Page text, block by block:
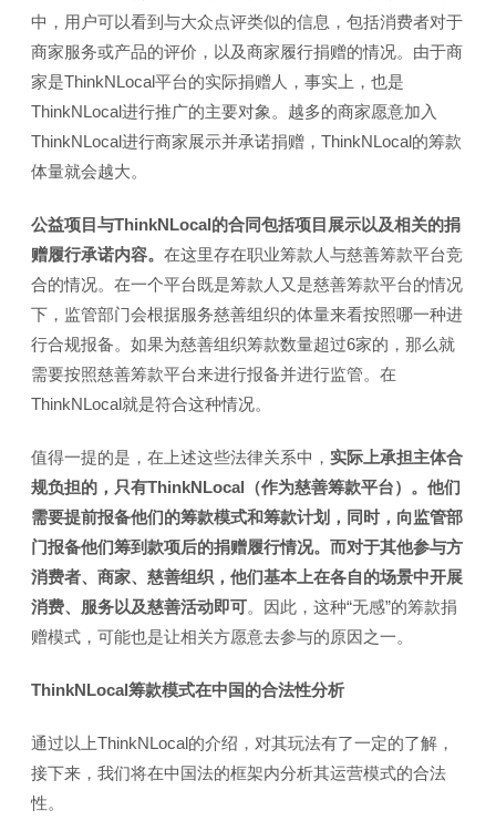
中，用户可以看到与大众点评类似的信息，包括消费者对于
商家服务或产品的评价，以及商家履行捐赠的情况。由于商
家是ThinkNLocal平台的实际捐赠人，事实上，也是
ThinkNLocal进行推广的主要对象。越多的商家愿意加入
ThinkNLocal进行商家展示并承诺捐赠，ThinkNLocal的筹款
体量就会越大。
公益项目与ThinkNLocal的合同包括项目展示以及相关的捐
赠履行承诺内容。 在这里存在职业筹款人与慈善筹款平台竞
合的情况。在一个平台既是筹款人又是慈善筹款平台的情况
下，监管部门会根据服务慈善组织的体量来看按照哪一种进
行合规报备。如果为慈善组织筹款数量超过6家的，那么就
需要按照慈善筹款平台来进行报备并进行监管。在
ThinkNLocal就是符合这种情况。
值得一提的是，在上述这些法律关系中， 实际上承担主体合
规负担的，只有ThinkNLocal（作为慈善筹款平台）。他们
需要提前报备他们的筹款模式和筹款计划，同时，向监管部
门报备他们筹到款项后的捐赠履行情况。而对于其他参与方
消费者、商家、慈善组织，他们基本上在各自的场景中开展
消费、服务以及慈善活动即可。因此，这种“无感”的筹款捐
赠模式，可能也是让相关方愿意去参与的原因之一。
ThinkNLocal筹款模式在中国的合法性分析
通过以上ThinkNLocal的介绍，对其玩法有了一定的了解，
接下来，我们将在中国法的框架内分析其运营模式的合法
性。